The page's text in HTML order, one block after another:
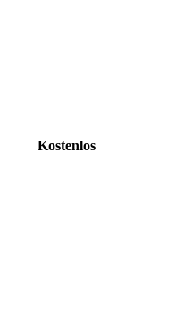
Kostenlos